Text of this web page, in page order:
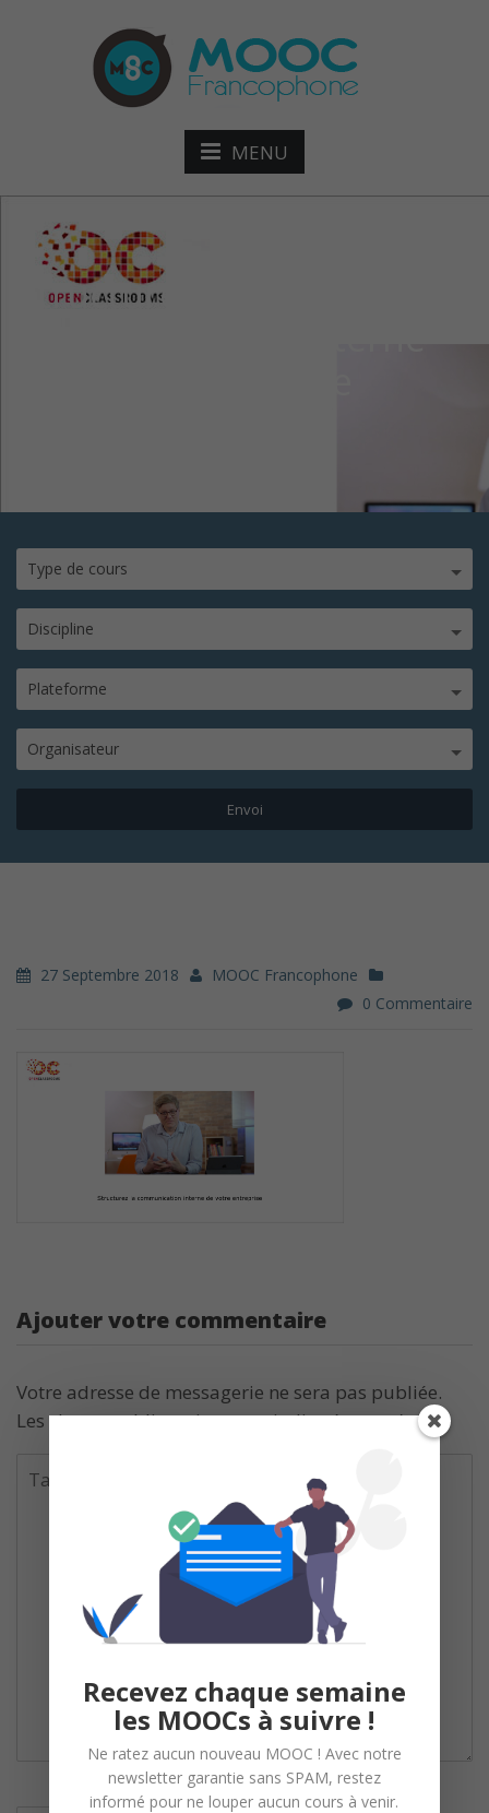
MENU
Structurez la
Type de cours
Discipline
Plateforme
Organisateur
27 Septembre 2018
MOOC Francophone
0 Commentaire
Ajouter votre commentaire
Votre adresse de messagerie ne sera pas publiée.
Les champs obligatoires sont indiqués avec*
Recevez chaque semaine
les MOOCs à suivre !
Ne ratez aucun nouveau MOOC ! Avec notre
newsletter garantie sans SPAM, restez
informé pour ne louper aucun cours à venir.